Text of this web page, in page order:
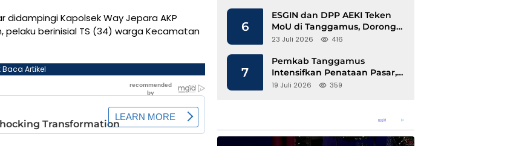
didampingi Kapolsek Way Jepara AKP
berinisial TS (34) warga Kecamatan
Baca Artikel
6
ESGIN dan DPP AEKI Teken
MoU di Tanggamus, Dorong
Ekonomi Hijau Berbasis Kopi
23 Juli 2026 416
7
Pemkab Tanggamus
Intensifkan Penataan Pasar,
Pedagang Diajak Tempati
19 Juli 2026 359